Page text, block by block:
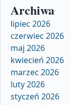
Archiwa
lipiec 2026
czerwiec 2026
maj 2026
kwiecień 2026
marzec 2026
luty 2026
styczeń 2026